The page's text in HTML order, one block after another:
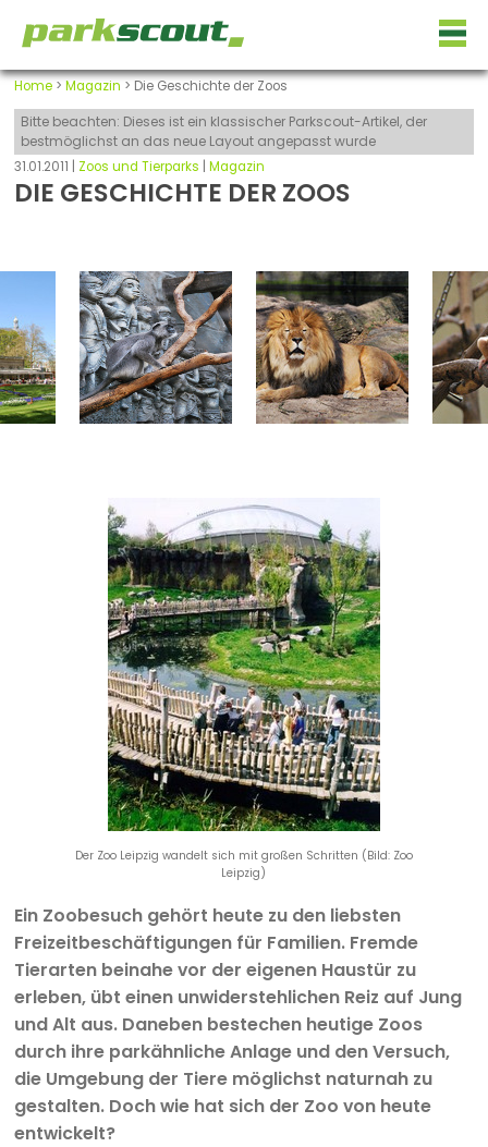
Home> Magazin > Die Geschichte der Zoos
Bitte beachten: Dieses ist ein klassischer Parkscout-Artikel, der
bestmöglichst an das neue Layout angepasst wurde
31.01.2011 | Zoos und Tierparks Magazin
DIE GESCHICHTE DER ZOOS
Der Zoo Leipzig wandelt sich mit großen Schritten (Bild: Zoo
Leipzig)
Ein Zoobesuch gehört heute zu den liebsten
Freizeitbeschäftigungen für Familien. Fremde
Tierarten beinahe vor der eigenen Haustür zu
erleben, übt einen unwiderstehlichen Reiz auf Jung
und Alt aus. Daneben bestechen heutige Zoos
durch ihre parkähnliche Anlage und den Versuch,
die Umgebung der Tiere möglichst naturnah zu
gestalten. Doch wie hat sich der Zoo von heute
entwickelt?